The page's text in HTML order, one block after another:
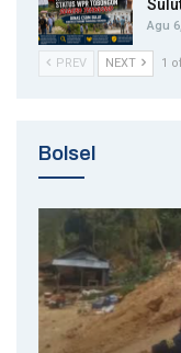
Agu
PREV NEXT 1
Bolsel